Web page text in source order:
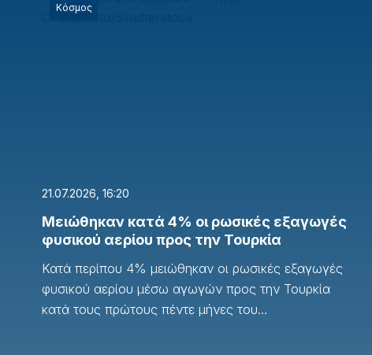
Κόσμος
21.07.2026, 16:20
Μειώθηκαν κατά 4% οι ρωσικές εξαγωγές
φυσικού αερίου προς την Τουρκία
Κατά περίπου 4% μειώθηκαν οι ρωσικές εξαγωγές
φυσικού αερίου μέσω αγωγών προς την Τουρκία
κατά τους πρώτους πέντε μήνες του…